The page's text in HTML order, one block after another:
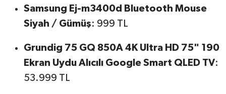
Samsung Ej-m3400d Bluetooth Mouse
Siyah / Gümüş: 999 TL
Grundig 75 GQ 850A 4K Ultra HD 75" 190
Ekran Uydu Alıcılı Google Smart QLED TV:
53.999 TL